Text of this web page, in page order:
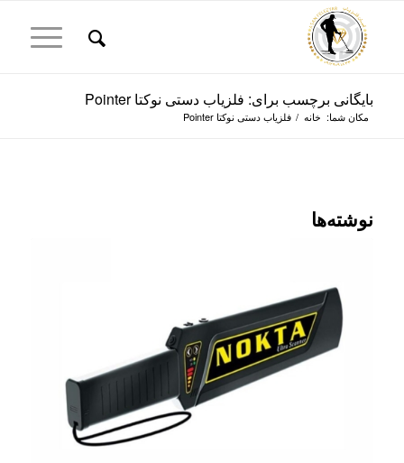
بایگانی برچسب برای: فلزیاب دستی نوکتا Pointer
مکان شما: خانه / فلزیاب دستی نوکتا Pointer
نوشته‌ها